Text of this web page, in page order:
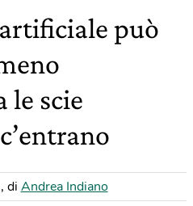
può
le scie
, di Andrea Indiano